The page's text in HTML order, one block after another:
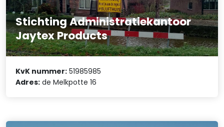
Stichting Administratiekantoor
Jaytex Products
KvK nummer: 51985985
Adres: de Melkpotte 16